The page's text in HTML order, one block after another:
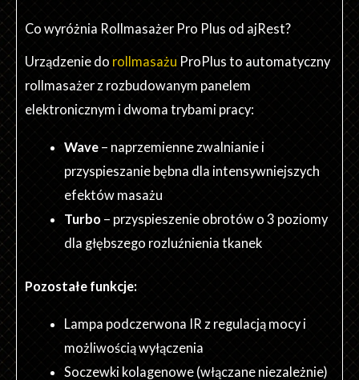
Co wyróżnia Rollmasażer Pro Plus od ajRest?
Urządzenie do rollmasażu ProPlus to automatyczny
rollmasażer z rozbudowanym panelem
elektronicznym i dwoma trybami pracy:
Wave – naprzemienne zwalnianie i
przyspieszanie bębna dla intensywniejszych
efektów masażu
Turbo – przyspieszenie obrotów o 3 poziomy
dla głębszego rozluźnienia tkanek
Pozostałe funkcje:
Lampa podczerwona IR z regulacją mocy i
możliwością wyłączenia
Soczewki kolagenowe (włączane niezależnie)